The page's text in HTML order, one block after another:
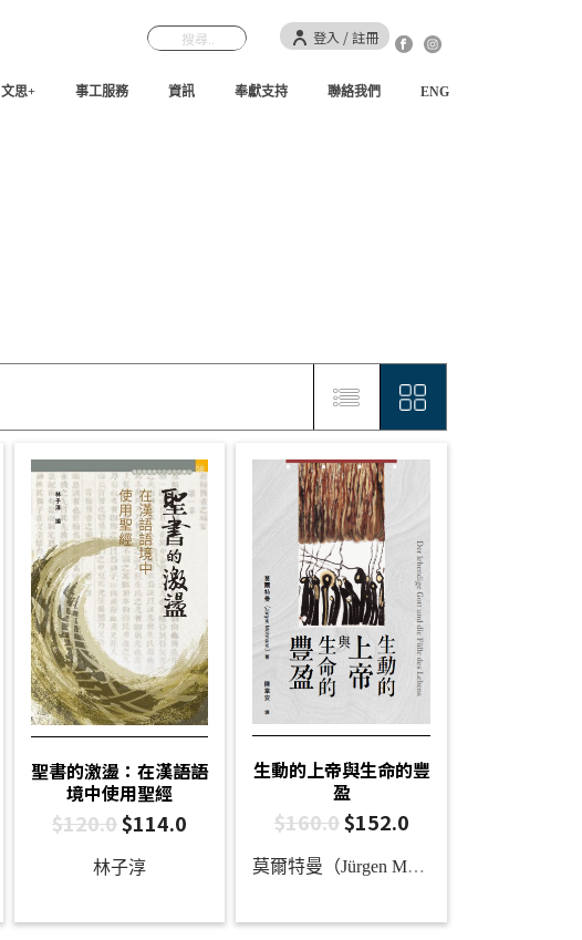
登入 / 註冊
文思+ 事工服務 資訊 奉獻支持 聯絡我們 ENG
聖書的激盪：在漢語語
境中使用聖經
$120.0$114.0
林子淳
生動的上帝與生命的豐
盈
$160.0$152.0
莫爾特曼（Jürgen Moltmann）